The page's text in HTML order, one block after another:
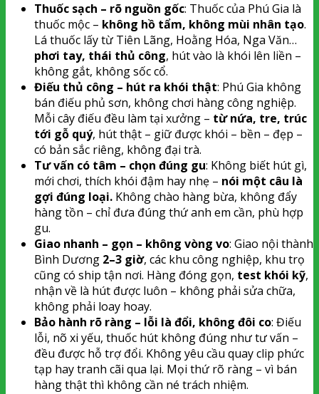
Thuốc sạch – rõ nguồn gốc: Thuốc của Phú Gia là
thuốc mộc – không hồ tẩm, không mùi nhân tạo.
Lá thuốc lấy từ Tiên Lãng, Hoằng Hóa, Nga Văn…
phơi tay, thái thủ công, hút vào là khói lên liền –
không gắt, không sốc cổ.
Điếu thủ công – hút ra khói thật: Phú Gia không
bán điếu phủ sơn, không chơi hàng công nghiệp.
Mỗi cây điếu đều làm tại xưởng – từ nứa, tre, trúc
tới gỗ quý, hút thật – giữ được khói – bền – đẹp –
có bản sắc riêng, không đại trà.
Tư vấn có tâm – chọn đúng gu: Không biết hút gì,
mới chơi, thích khói đậm hay nhẹ – nói một câu là
gợi đúng loại. Không chào hàng bừa, không đẩy
hàng tồn – chỉ đưa đúng thứ anh em cần, phù hợp
gu.
Giao nhanh – gọn – không vòng vo: Giao nội thành
Bình Dương 2–3 giờ, các khu công nghiệp, khu trọ
cũng có ship tận nơi. Hàng đóng gọn, test khói kỹ,
nhận về là hút được luôn – không phải sửa chữa,
không phải loay hoay.
Bảo hành rõ ràng – lỗi là đổi, không đôi co: Điếu
lỗi, nõ xi yếu, thuốc hút không đúng như tư vấn –
đều được hỗ trợ đổi. Không yêu cầu quay clip phức
tạp hay tranh cãi qua lại. Mọi thứ rõ ràng – vì bán
hàng thật thì không cần né trách nhiệm.